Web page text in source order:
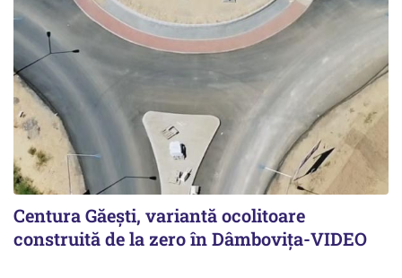
Centura Găești, variantă ocolitoare
construită de la zero în Dâmbovița-VIDEO